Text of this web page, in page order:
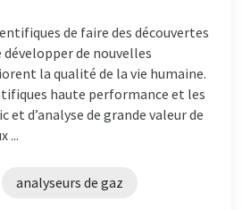
de faire des découvertes
de nouvelles
la qualité de la vie humaine.
haute performance et les
d’analyse de grande valeur de
...
analyseurs de gaz